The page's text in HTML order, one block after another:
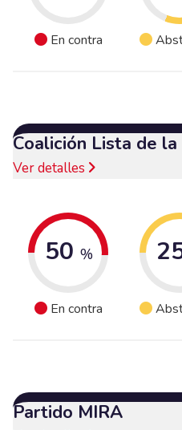
En contra
Coalición Lista de la
Ver detalles
50 %
En contra
Partido MIRA